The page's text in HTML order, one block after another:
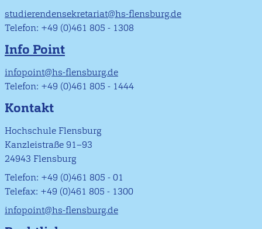
studierendensekretariat@hs-flensburg.de
Telefon: +49 (0)461 805 - 1308
Info Point
infopoint@hs-flensburg.de
Telefon: +49 (0)461 805 - 1444
Kontakt
Hochschule Flensburg
Kanzleistraße 91–93
24943 Flensburg
Telefon: +49 (0)461 805 - 01
Telefax: +49 (0)461 805 - 1300
infopoint@hs-flensburg.de